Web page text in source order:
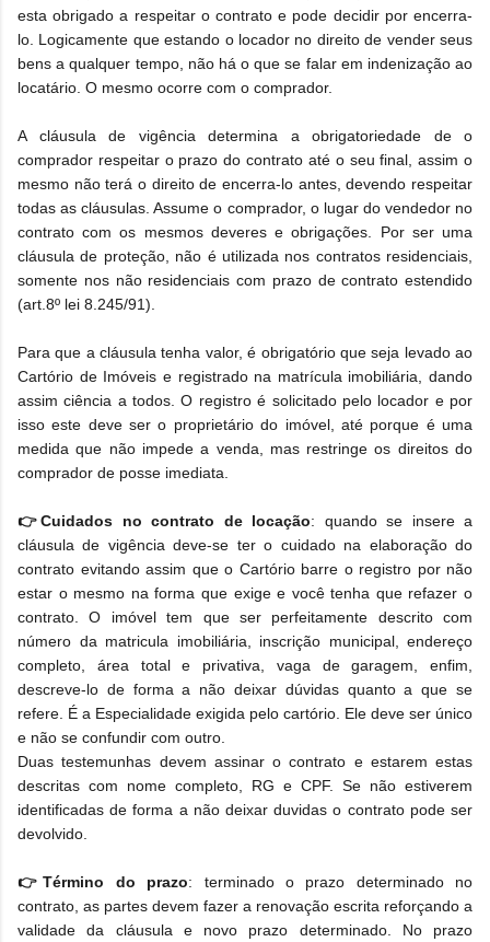
esta obrigado a respeitar o contrato e pode decidir por encerra-
lo. Logicamente que estando o locador no direito de vender seus
bens a qualquer tempo, não há o que se falar em indenização ao
locatário. O mesmo ocorre com o comprador.
A cláusula de vigência determina a obrigatoriedade de o
comprador respeitar o prazo do contrato até o seu final, assim o
mesmo não terá o direito de encerra-lo antes, devendo respeitar
todas as cláusulas. Assume o comprador, o lugar do vendedor no
contrato com os mesmos deveres e obrigações. Por ser uma
cláusula de proteção, não é utilizada nos contratos residenciais,
somente nos não residenciais com prazo de contrato estendido
(art.8º lei 8.245/91).
Para que a cláusula tenha valor, é obrigatório que seja levado ao
Cartório de Imóveis e registrado na matrícula imobiliária, dando
assim ciência a todos. O registro é solicitado pelo locador e por
isso este deve ser o proprietário do imóvel, até porque é uma
medida que não impede a venda, mas restringe os direitos do
comprador de posse imediata.
👉Cuidados no contrato de locação: quando se insere a
cláusula de vigência deve-se ter o cuidado na elaboração do
contrato evitando assim que o Cartório barre o registro por não
estar o mesmo na forma que exige e você tenha que refazer o
contrato. O imóvel tem que ser perfeitamente descrito com
número da matricula imobiliária, inscrição municipal, endereço
completo, área total e privativa, vaga de garagem, enfim,
descreve-lo de forma a não deixar dúvidas quanto a que se
refere. É a Especialidade exigida pelo cartório. Ele deve ser único
e não se confundir com outro.
Duas testemunhas devem assinar o contrato e estarem estas
descritas com nome completo, RG e CPF. Se não estiverem
identificadas de forma a não deixar duvidas o contrato pode ser
devolvido.
👉Término do prazo: terminado o prazo determinado no
contrato, as partes devem fazer a renovação escrita reforçando a
validade da cláusula e novo prazo determinado. No prazo